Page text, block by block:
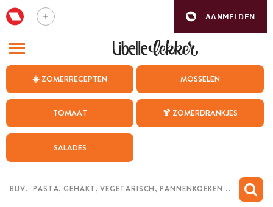
AANMELDEN
☀️ ZOMERRECEPTEN MOSSELEN
TOMAAT 🍹 ZOMERDRANKJES
SALADES
BEZOEK ONZE ANDERE WEBSITES
WEEKMENU
CHAT MET MAIA
MIJN BEWAARDE RECEPTEN